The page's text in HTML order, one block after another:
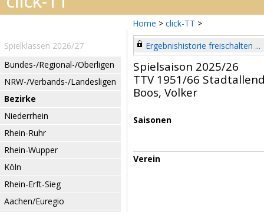
Home > click-TT >
Spielklassen 2026/27
Bundes-/Regional-/Oberligen
NRW-/Verbands-/Landesligen
Bezirke
Niederrhein
Rhein-Ruhr
Rhein-Wupper
Köln
Rhein-Erft-Sieg
Aachen/Euregio
Ergebnishistorie freischalten ...
Spielsaison 2025/26
TTV 1951/66
Boos, Volker
Saisonen
Verein